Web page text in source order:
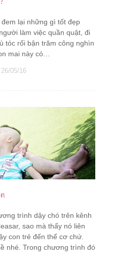
lại những gì tốt đẹp
làm việc quần quật, đi
tóc rối bận trăm công nghìn
mai này có…
26/05/16
trình dậy chó trên kênh
sao mà thấy nó liên
con trẻ đến thế cơ chứ.
nhé. Trong chương trình đó